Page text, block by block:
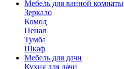
Мебель для ванной комнаты
Зеркало
Комод
Пенал
Тумба
Шкаф
Мебель для дачи
Кухня для дачи